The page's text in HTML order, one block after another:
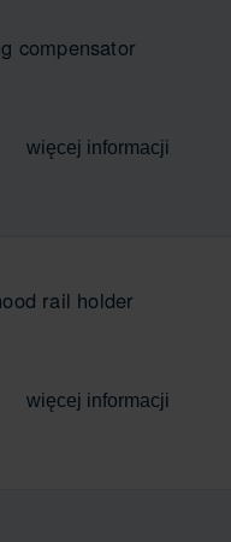
compensator
więcej informacji
rail holder
więcej informacji